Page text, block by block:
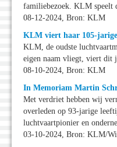
familiebezoek. KLM speelt
08-12-2024, Bron: KLM
KLM viert haar 105-
KLM, de oudste
eigen naam vliegt, viert dit
08-10-2024, Bron: KLM
In Memoriam Martin
Met verdriet hebben wij
overleden op 93-jarige
luchtvaartpionier en
03-10-2024, Bron: KLM/